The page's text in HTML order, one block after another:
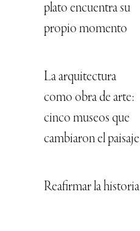
plato encuentra su
propio momento
La arquitectura
como obra de arte:
cinco museos que
cambiaron el paisaje
Reafirmar la historia